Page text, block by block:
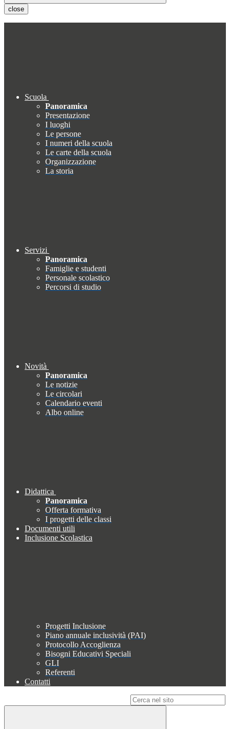
close
Scuola
Panoramica
Presentazione
I luoghi
Le persone
I numeri della scuola
Le carte della scuola
Organizzazione
La storia
Servizi
Panoramica
Famiglie e studenti
Personale scolastico
Percorsi di studio
Novità
Panoramica
Le notizie
Le circolari
Calendario eventi
Albo online
Didattica
Panoramica
Offerta formativa
I progetti delle classi
Documenti utili
Inclusione Scolastica
Progetti Inclusione
Piano annuale inclusività (PAI)
Protocollo Accoglienza
Bisogni Educativi Speciali
GLI
Referenti
Contatti